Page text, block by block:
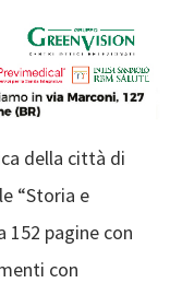
della città di
“Storia e
pagine con
con